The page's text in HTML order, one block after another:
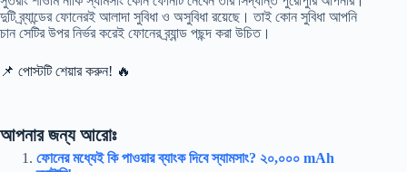
দুটি ব্র্যান্ডের ফোনেরই আলাদা সুবিধা ও অসুবিধা রয়েছে। তাই কোন সুবিধা আপনি
চান সেটির উপর নির্ভর করেই ফোনের ব্র্যান্ড পছন্দ করা উচিত।
📌 পোস্টটি শেয়ার করুন! 🔥
আপনার জন্য আরোঃ
ফোনের মধ্যেই কি পাওয়ার ব্যাংক দিবে স্যামসাং? ২০,০০০ mAh